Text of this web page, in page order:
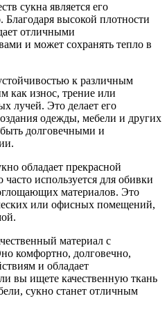
сукна является его
Благодаря высокой плотности
отличными
и может сохранять тепло в
к различным
как износ, трение или
лучей. Это делает его
одежды, мебели и других
долговечными и
обладает прекрасной
используется для обивки
материалов. Это
или офисных помещений,
материал с
комфортно, долговечно,
и обладает
вы ищете качественную ткань
сукно станет отличным